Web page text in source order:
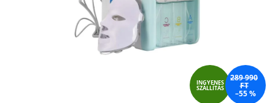
INGYENES
SZÁLLÍTÁS
289 990
FT
–55 %